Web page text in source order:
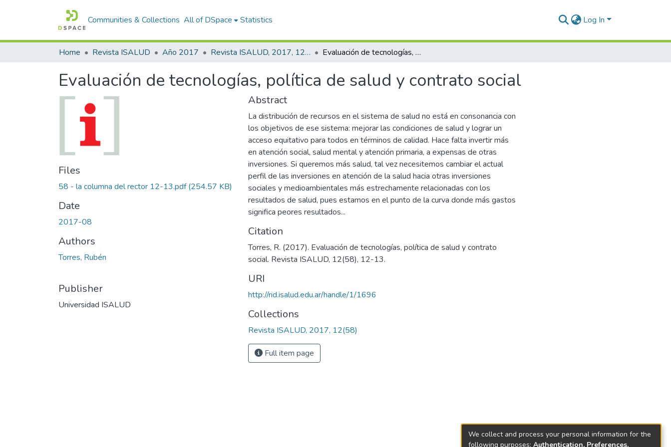
Communities & Collections All of DSpace Statistics Log In
Home Revista ISALUD Año 2017 Revista ISALUD, 2017, 12(58) Evaluación de tecnologías, política de salud y contrato social
Evaluación de tecnologías, política de salud y contrato social
Files
58 - la columna del rector 12-13.pdf(254.57 KB)
Date
2017-08
Authors
Torres, Rubén
Publisher
Universidad ISALUD
Abstract
La distribución de recursos en el sistema de salud no está en consonancia con
los objetivos de ese sistema: mejorar las condiciones de salud y lograr un
acceso equitativo para todos en términos de calidad. Hace falta invertir más
en atención social, salud mental y atención primaria, a expensas de otras
inversiones. Si queremos más salud, tal vez necesitemos cambiar el actual
perfil de las inversiones en atención de la salud hacia otras inversiones
sociales y medioambientales más estrechamente relacionadas con los
resultados de salud, pues estamos en el punto de la curva donde más gastos
significa peores resultados...
Citation
Torres, R. (2017). Evaluación de tecnologías, política de salud y contrato
social. Revista ISALUD, 12(58), 12-13.
URI
http://rid.isalud.edu.ar/handle/1/1696
Collections
Revista ISALUD, 2017, 12(58)
Full item page
We collect and process your personal information for the
following purposes: Authentication, Preferences,